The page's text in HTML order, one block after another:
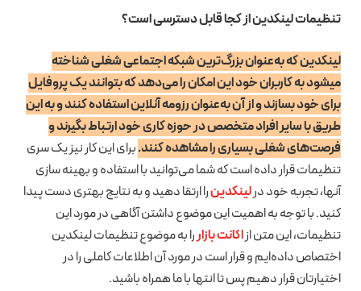
تنظیمات لینکدین از کجا قابل دسترسی است؟
لینکدین که به‌عنوان بزرگ‌ترین شبکه اجتماعی شغلی شناخته
میشود به کاربران خود این امکان را می‌دهد که بتوانند یک پروفایل
برای خود بسازند و از آن به‌عنوان رزومه آنلاین استفاده کنند و به این
طریق با سایر افراد متخصص در حوزه کاری خود ارتباط بگیرند و
فرصت‌های شغلی بسیاری را مشاهده کنند.برای این کار نیز یک سری
تنظیمات قرار داده است که شما می‌توانید با استفاده و بهینه سازی
آنها، تجربه خود درلینکدینرا ارتقا دهید و به نتایج بهتری دست پیدا
کنید. با توجه به اهمیت این موضوع داشتن آگاهی در مورد این
تنظیمات، این متن ازاکانت بازاررا به موضوع تنظیمات لینکدین
اختصاص داده‌ایم و قرار است در مورد آن اطلاعات کاملی را در
اختیارتان قرار دهیم پس تا انتها با ما همراه باشید.